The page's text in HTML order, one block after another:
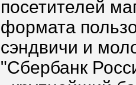
посетителей
формата
сэндвичи и
"Сбербанк